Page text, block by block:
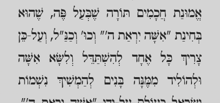
אֱמוּנַת חֲכָמִים תּוֹרָה שֶׁבְּעַל פֶּה, שֶׁהוּא
בְּחִינַת "אִשָּׁה יִרְאַת ה'" וְכוּ' וְכַנַּ"ל, וְעַל-כֵּן
צָרִיךְ כָּל אֶחָד לְהִשְׁתַּדֵּל וְלִשָּׂא אִשָּׁה
וּלְהוֹלִיד מִמֶּנָּה בָּנִים לְהַמְשִׁיךְ נִשְׁמוֹת